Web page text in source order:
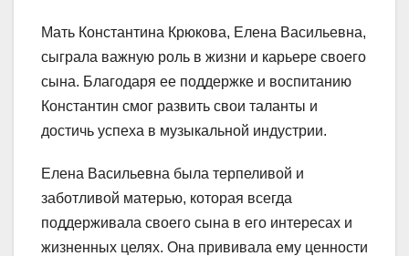
Мать Константина Крюкова, Елена Васильевна,
сыграла важную роль в жизни и карьере своего
сына. Благодаря ее поддержке и воспитанию
Константин смог развить свои таланты и
достичь успеха в музыкальной индустрии.
Елена Васильевна была терпеливой и
заботливой матерью, которая всегда
поддерживала своего сына в его интересах и
жизненных целях. Она прививала ему ценности